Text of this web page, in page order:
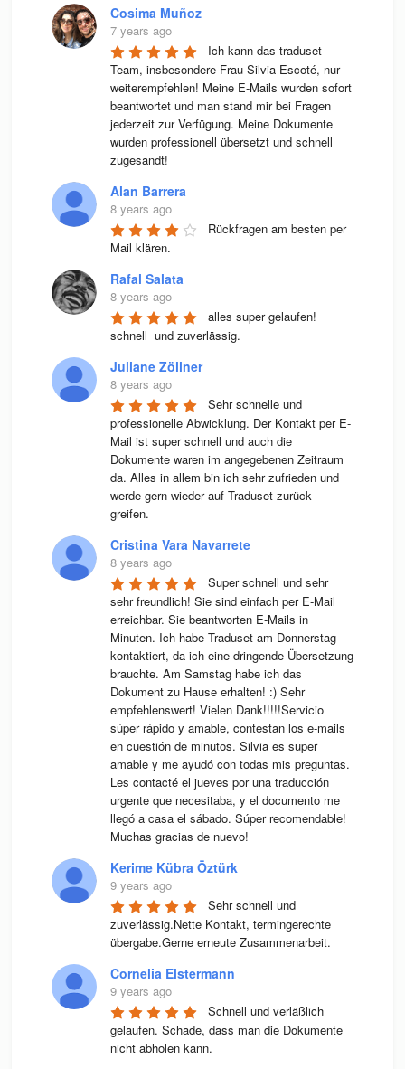
Cosima Muñoz
7 years ago
Ich kann das traduset
Team, insbesondere Frau Silvia Escoté, nur
weiterempfehlen! Meine E-Mails wurden sofort
beantwortet und man stand mir bei Fragen
jederzeit zur Verfügung. Meine Dokumente
wurden professionell übersetzt und schnell
zugesandt!
Alan Barrera
8 years ago
Rückfragen am besten per
Mail klären.
Rafal Salata
8 years ago
alles super gelaufen!
schnell  und zuverlässig.
Juliane Zöllner
8 years ago
Sehr schnelle und
professionelle Abwicklung. Der Kontakt per E-
Mail ist super schnell und auch die
Dokumente waren im angegebenen Zeitraum
da. Alles in allem bin ich sehr zufrieden und
werde gern wieder auf Traduset zurück
greifen.
Cristina Vara Navarrete
8 years ago
Super schnell und sehr
sehr freundlich! Sie sind einfach per E-Mail
erreichbar. Sie beantworten E-Mails in
Minuten. Ich habe Traduset am Donnerstag
kontaktiert, da ich eine dringende Übersetzung
brauchte. Am Samstag habe ich das
Dokument zu Hause erhalten! :) Sehr
empfehlenswert! Vielen Dank!!!!!Servicio
súper rápido y amable, contestan los e-mails
en cuestión de minutos. Silvia es super
amable y me ayudó con todas mis preguntas.
Les contacté el jueves por una traducción
urgente que necesitaba, y el documento me
llegó a casa el sábado. Súper recomendable!
Muchas gracias de nuevo!
Kerime Kübra Öztürk
9 years ago
Sehr schnell und
zuverlässig.Nette Kontakt, termingerechte
übergabe.Gerne erneute Zusammenarbeit.
Cornelia Elstermann
9 years ago
Schnell und verläßlich
gelaufen. Schade, dass man die Dokumente
nicht abholen kann.